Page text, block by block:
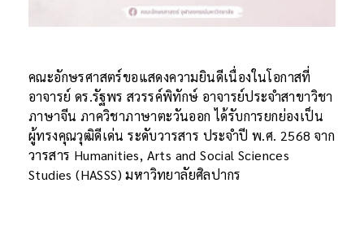
คณะอักษรศาสตร์ขอแสดงความยินดีเนื่องในโอกาสที่
อาจารย์ ดร.รัฐพร สวรรค์พิทักษ์ อาจารย์ประจำสาขาวิชา
ภาษาจีน ภาควิชาภาษาตะวันออก ได้รับการยกย่องเป็น
ผู้ทรงคุณวุฒิดีเด่น ระดับวารสาร ประจำปี พ.ศ. 2568 จาก
วารสาร Humanities, Arts and Social Sciences
Studies (HASSS) มหาวิทยาลัยศิลปากร